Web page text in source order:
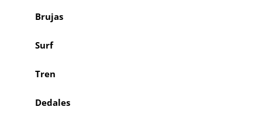
Brujas
Surf
Tren
Dedales